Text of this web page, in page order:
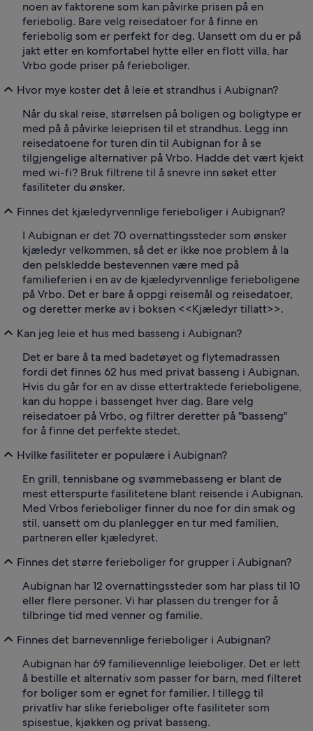
noen av faktorene som kan påvirke prisen på en
feriebolig. Bare velg reisedatoer for å finne en
feriebolig som er perfekt for deg. Uansett om du er på
jakt etter en komfortabel hytte eller en flott villa, har
Vrbo gode priser på ferieboliger.
Hvor mye koster det å leie et strandhus i Aubignan?
Når du skal reise, størrelsen på boligen og boligtype er
med på å påvirke leieprisen til et strandhus. Legg inn
reisedatoene for turen din til Aubignan for å se
tilgjengelige alternativer på Vrbo. Hadde det vært kjekt
med wi-fi? Bruk filtrene til å snevre inn søket etter
fasiliteter du ønsker.
Finnes det kjæledyrvennlige ferieboliger i Aubignan?
I Aubignan er det 70 overnattingssteder som ønsker
kjæledyr velkommen, så det er ikke noe problem å la
den pelskledde bestevennen være med på
familieferien i en av de kjæledyrvennlige ferieboligene
på Vrbo. Det er bare å oppgi reisemål og reisedatoer,
og deretter merke av i boksen <<Kjæledyr tillatt>>.
Kan jeg leie et hus med basseng i Aubignan?
Det er bare å ta med badetøyet og flytemadrassen
fordi det finnes 62 hus med privat basseng i Aubignan.
Hvis du går for en av disse ettertraktede ferieboligene,
kan du hoppe i bassenget hver dag. Bare velg
reisedatoer på Vrbo, og filtrer deretter på "basseng"
for å finne det perfekte stedet.
Hvilke fasiliteter er populære i Aubignan?
En grill, tennisbane og svømmebasseng er blant de
mest etterspurte fasilitetene blant reisende i Aubignan.
Med Vrbos ferieboliger finner du noe for din smak og
stil, uansett om du planlegger en tur med familien,
partneren eller kjæledyret.
Finnes det større ferieboliger for grupper i Aubignan?
Aubignan har 12 overnattingssteder som har plass til 10
eller flere personer. Vi har plassen du trenger for å
tilbringe tid med venner og familie.
Finnes det barnevennlige ferieboliger i Aubignan?
Aubignan har 69 familievennlige leieboliger. Det er lett
å bestille et alternativ som passer for barn, med filteret
for boliger som er egnet for familier. I tillegg til
privatliv har slike ferieboliger ofte fasiliteter som
spisestue, kjøkken og privat basseng.